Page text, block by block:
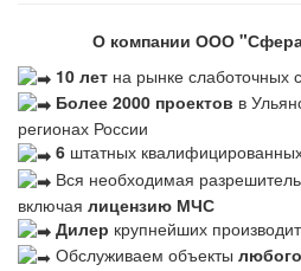
О компании ООО
10 лет на рынке слаботочных
Более 2000 проектов в
регионах России
6 штатных
Вся необходимая
включая лицензию МЧС
Дилер крупнейших
Обслуживаем объекты